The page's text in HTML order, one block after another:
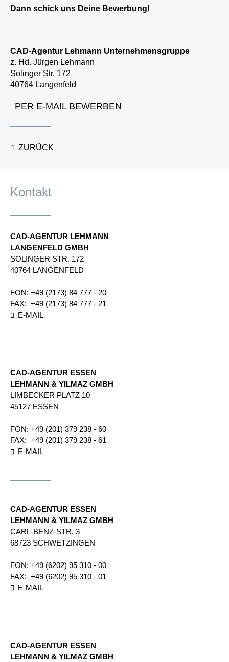
Dann schick uns Deine Bewerbung!
CAD-Agentur Lehmann Unternehmensgruppe
z. Hd. Jürgen Lehmann
Solinger Str.​ 172​
40764 Langenfeld
PER E-MAIL BEWERBEN
ZURÜCK
Kontakt
CAD-AGENTUR LEHMANN
LANGENFELD GMBH
SOLINGER STR.​ 172​
40764 LANGENFELD
FON: +49 (2173) 84 777 - 20
FAX: +49 (2173) 84 777 - 21
E-MAIL
CAD-AGENTUR ESSEN
LEHMANN & YILMAZ GMBH
LIMBECKER PLATZ 10
45127 ESSEN
FON: +49 (201) 379 238 - 60
FAX: +49 (201) 379 238 - 61
E-MAIL
CAD-AGENTUR ESSEN
LEHMANN & YILMAZ GMBH
CARL-BENZ-STR. 3
68723 SCHWETZINGEN
FON: +49 (6202) 95 310 - 00
FAX: +49 (6202) 95 310 - 01
E-MAIL
CAD-AGENTUR ESSEN
LEHMANN & YILMAZ GMBH